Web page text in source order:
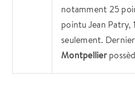
notamment 25
pointu Jean Patry,
seulement.
Montpellier